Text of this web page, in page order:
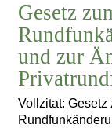
Gesetz
und zur
Vollzitat: Gesetz